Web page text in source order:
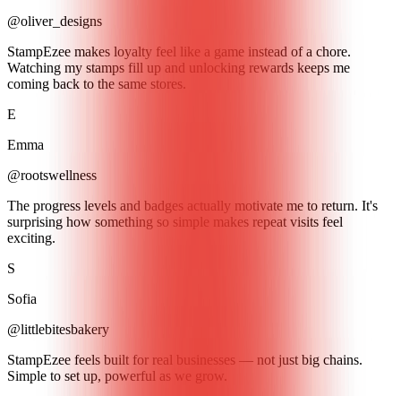
@oliver_designs
StampEzee makes loyalty feel like a game instead of a chore.
Watching my stamps fill up and unlocking rewards keeps me
coming back to the same stores.
E
Emma
@rootswellness
The progress levels and badges actually motivate me to return. It's
surprising how something so simple makes repeat visits feel
exciting.
S
Sofia
@littlebitesbakery
StampEzee feels built for real businesses — not just big chains.
Simple to set up, powerful as we grow.